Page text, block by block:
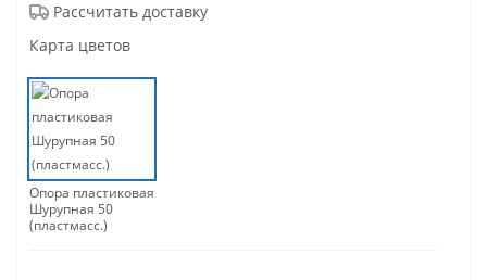
Рассчитать доставку
Карта цветов
Опора пластиковая
Шурупная 50
(пластмасс.)